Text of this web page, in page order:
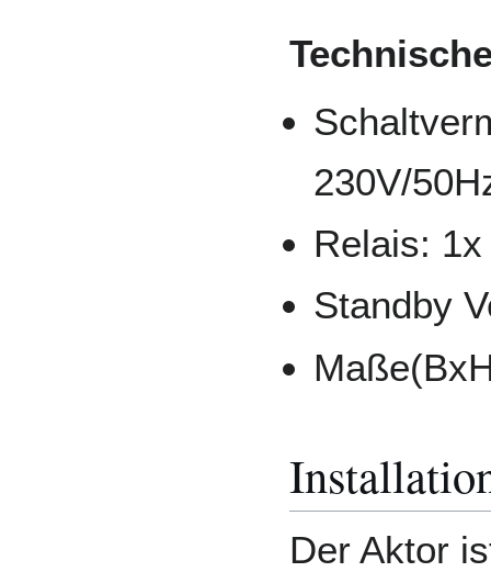
230V/
Relais:
Standby
Der Aktor